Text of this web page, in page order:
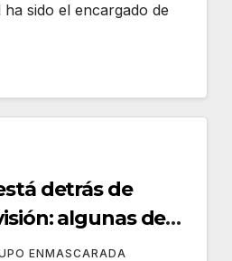
sido el encargado de
detrás de
algunas de
preparan para la
ENMASCARADA